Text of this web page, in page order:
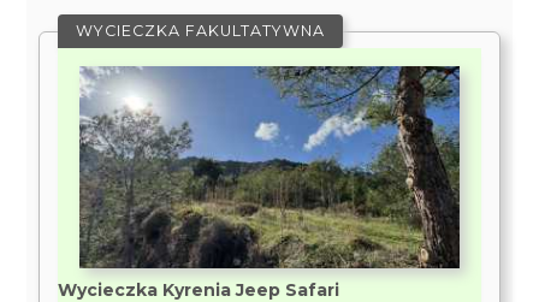
WYCIECZKA FAKULTATYWNA
Wycieczka Kyrenia Jeep Safari